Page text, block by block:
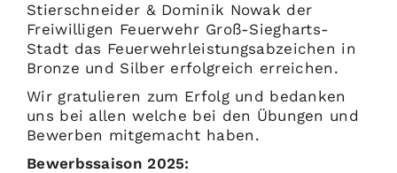
Stierschneider & Dominik Nowak der
Freiwilligen Feuerwehr Groß-Siegharts-
Stadt das Feuerwehrleistungsabzeichen in
Bronze und Silber erfolgreich erreichen.
Wir gratulieren zum Erfolg und bedanken
uns bei allen welche bei den Übungen und
Bewerben mitgemacht haben.
Bewerbssaison 2025: